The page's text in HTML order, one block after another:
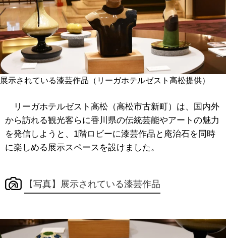
展示されている漆芸作品（リーガホテルゼスト高松提供）
リーガホテルゼスト高松（高松市古新町）は、国内外
から訪れる観光客らに香川県の伝統芸能やアートの魅力
を発信しようと、1階ロビーに漆芸作品と庵治石を同時
に楽しめる展示スペースを設けました。
【写真】展示されている漆芸作品